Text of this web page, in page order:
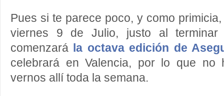
Pues si te parece poco, y como
viernes 9 de Julio, justo al
comenzará la octava edición de
celebrará en Valencia, por lo que no
vernos allí toda la semana.